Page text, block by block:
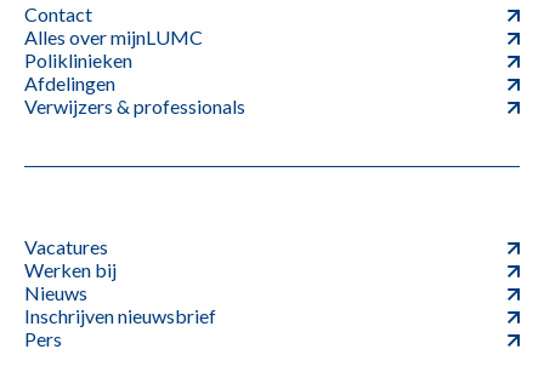
Contact
Alles over mijnLUMC
Poliklinieken
Afdelingen
Verwijzers & professionals
Vacatures
Werken bij
Nieuws
Inschrijven nieuwsbrief
Pers